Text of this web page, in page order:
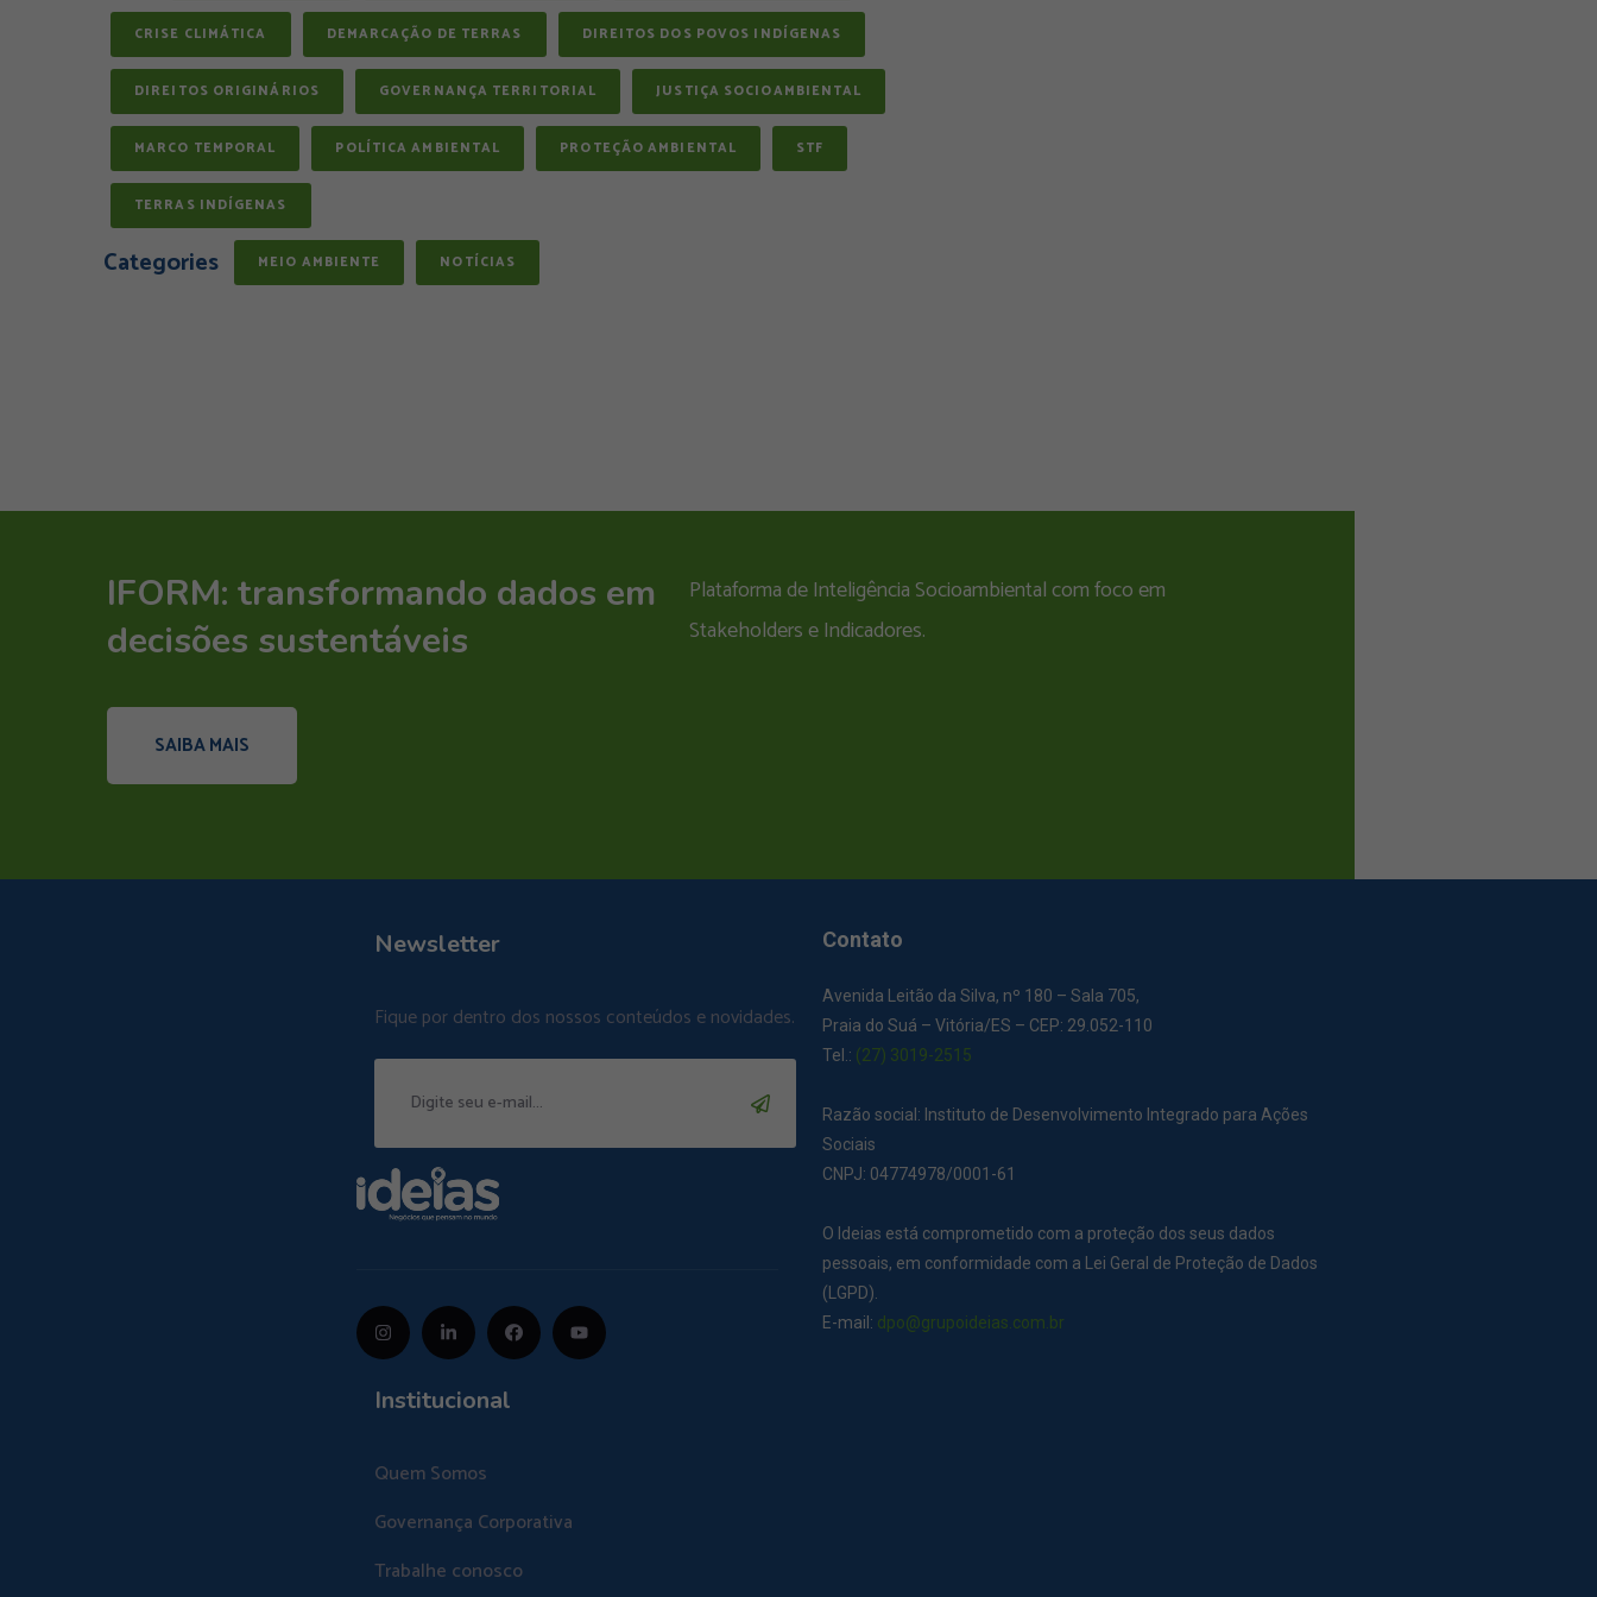
CRISE CLIMÁTICA DEMARCAÇÃO DE TERRAS DIREITOS DOS POVOS INDÍGENAS
DIREITOS ORIGINÁRIOS GOVERNANÇA TERRITORIAL JUSTIÇA SOCIOAMBIENTAL
MARCO TEMPORAL POLÍTICA AMBIENTAL PROTEÇÃO AMBIENTAL STF
TERRAS INDÍGENAS
Categories MEIO AMBIENTE NOTÍCIAS
IFORM: transformando dados em
decisões sustentáveis
Plataforma de Inteligência Socioambiental com foco em
Stakeholders e Indicadores.
SAIBA MAIS
Newsletter
Fique por dentro dos nossos conteúdos e novidades.
Institucional
Quem Somos
Governança Corporativa
Trabalhe conosco
Contato
Avenida Leitão da Silva, nº 180 – Sala 705,
Praia do Suá – Vitória/ES – CEP: 29.052-110
Tel.: (27) 3019-2515
Razão social: Instituto de Desenvolvimento Integrado para Ações
Sociais
CNPJ: 04774978/0001-61
O Ideias está comprometido com a proteção dos seus dados
pessoais, em conformidade com a Lei Geral de Proteção de Dados
(LGPD).
E-mail: dpo@grupoideias.com.br